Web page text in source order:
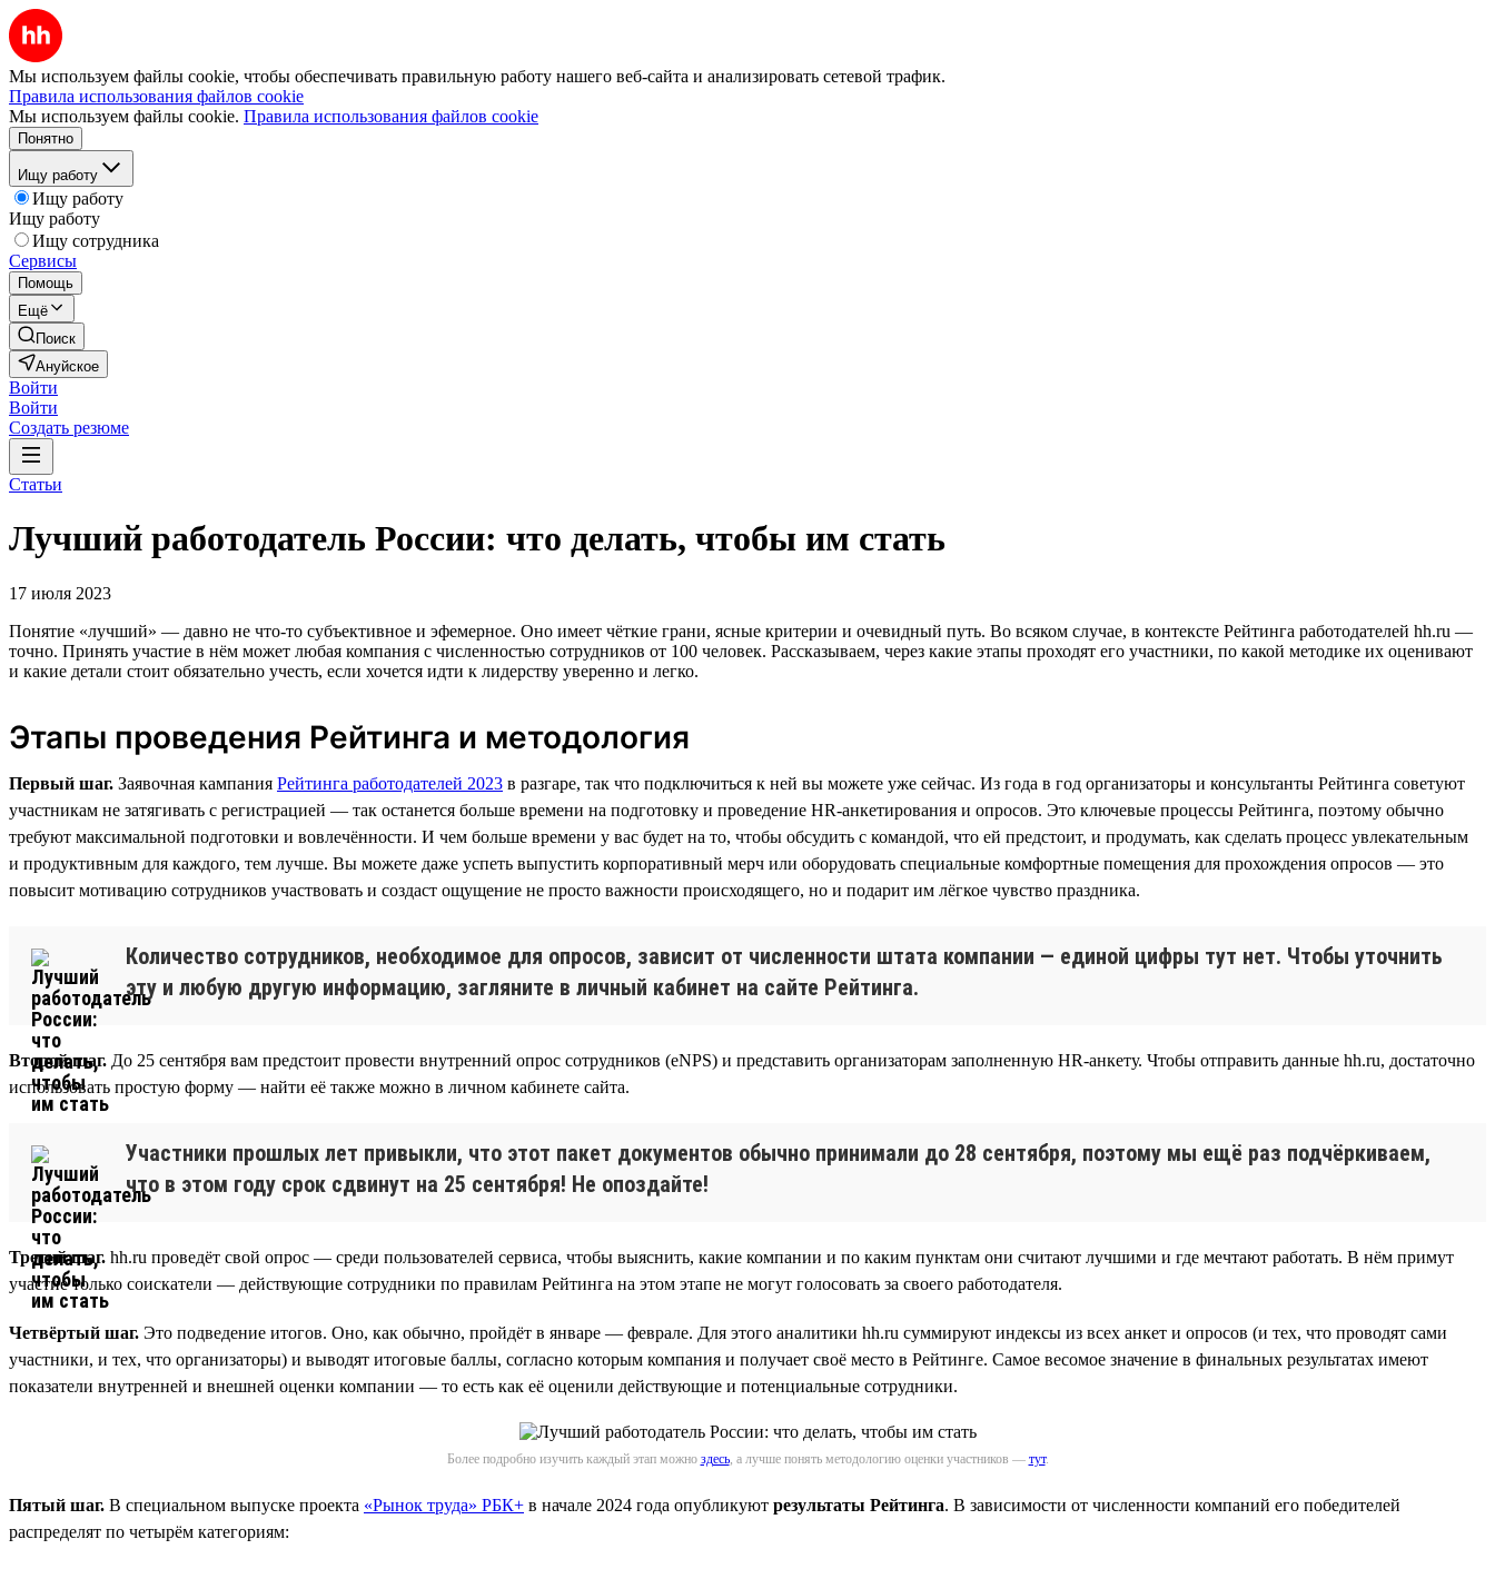
Мы используем файлы cookie, чтобы обеспечивать правильную работу нашего веб-сайта и анализировать сетевой трафик.
Правила использования файлов cookie
Мы используем файлы cookie. Правила использования файлов cookie
Понятно
Ищу работу
Ищу работу
Ищу работу
Ищу сотрудника
Сервисы
Помощь
Ещё
Поиск
Ануйское
Войти
Войти
Создать резюме
Статьи
Лучший работодатель России: что делать, чтобы им стать
17 июля 2023
Понятие «лучший» — давно не что-то субъективное и эфемерное. Оно имеет чёткие грани, ясные критерии и очевидный путь. Во всяком случае, в контексте Рейтинга работодателей hh.ru —
точно. Принять участие в нём может любая компания с численностью сотрудников от 100 человек. Рассказываем, через какие этапы проходят его участники, по какой методике их оценивают
и какие детали стоит обязательно учесть, если хочется идти к лидерству уверенно и легко.
Этапы проведения Рейтинга и методология
Первый шаг. Заявочная кампания Рейтинга работодателей 2023 в разгаре, так что подключиться к ней вы можете уже сейчас. Из года в год организаторы и консультанты Рейтинга советуют
участникам не затягивать с регистрацией — так останется больше времени на подготовку и проведение HR-анкетирования и опросов. Это ключевые процессы Рейтинга, поэтому обычно
требуют максимальной подготовки и вовлечённости. И чем больше времени у вас будет на то, чтобы обсудить с командой, что ей предстоит, и продумать, как сделать процесс увлекательным
и продуктивным для каждого, тем лучше. Вы можете даже успеть выпустить корпоративный мерч или оборудовать специальные комфортные помещения для прохождения опросов — это
повысит мотивацию сотрудников участвовать и создаст ощущение не просто важности происходящего, но и подарит им лёгкое чувство праздника.
Количество сотрудников, необходимое для опросов, зависит от численности штата компании — единой цифры тут нет. Чтобы уточнить
эту и любую другую информацию, загляните в личный кабинет на сайте Рейтинга.
Второй шаг. До 25 сентября вам предстоит провести внутренний опрос сотрудников (eNPS) и представить организаторам заполненную HR-анкету. Чтобы отправить данные hh.ru, достаточно
использовать простую форму — найти её также можно в личном кабинете сайта.
Участники прошлых лет привыкли, что этот пакет документов обычно принимали до 28 сентября, поэтому мы ещё раз подчёркиваем,
что в этом году срок сдвинут на 25 сентября! Не опоздайте!
Третий шаг. hh.ru проведёт свой опрос — среди пользователей сервиса, чтобы выяснить, какие компании и по каким пунктам они считают лучшими и где мечтают работать. В нём примут
участие только соискатели — действующие сотрудники по правилам Рейтинга на этом этапе не могут голосовать за своего работодателя.
Четвёртый шаг. Это подведение итогов. Оно, как обычно, пройдёт в январе — феврале. Для этого аналитики hh.ru суммируют индексы из всех анкет и опросов (и тех, что проводят сами
участники, и тех, что организаторы) и выводят итоговые баллы, согласно которым компания и получает своё место в Рейтинге. Самое весомое значение в финальных результатах имеют
показатели внутренней и внешней оценки компании — то есть как её оценили действующие и потенциальные сотрудники.
Более подробно изучить каждый этап можно здесь, а лучше понять методологию оценки участников — тут.
Пятый шаг. В специальном выпуске проекта «Рынок труда» РБК+ в начале 2024 года опубликуют результаты Рейтинга. В зависимости от численности компаний его победителей
распределят по четырём категориям: